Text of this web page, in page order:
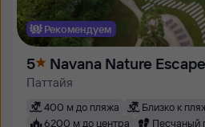
Рекомендуем
5 Navana Nature Escape
Паттайя
400 м до пляжа Близко к
6200 м до центра
Песчаный